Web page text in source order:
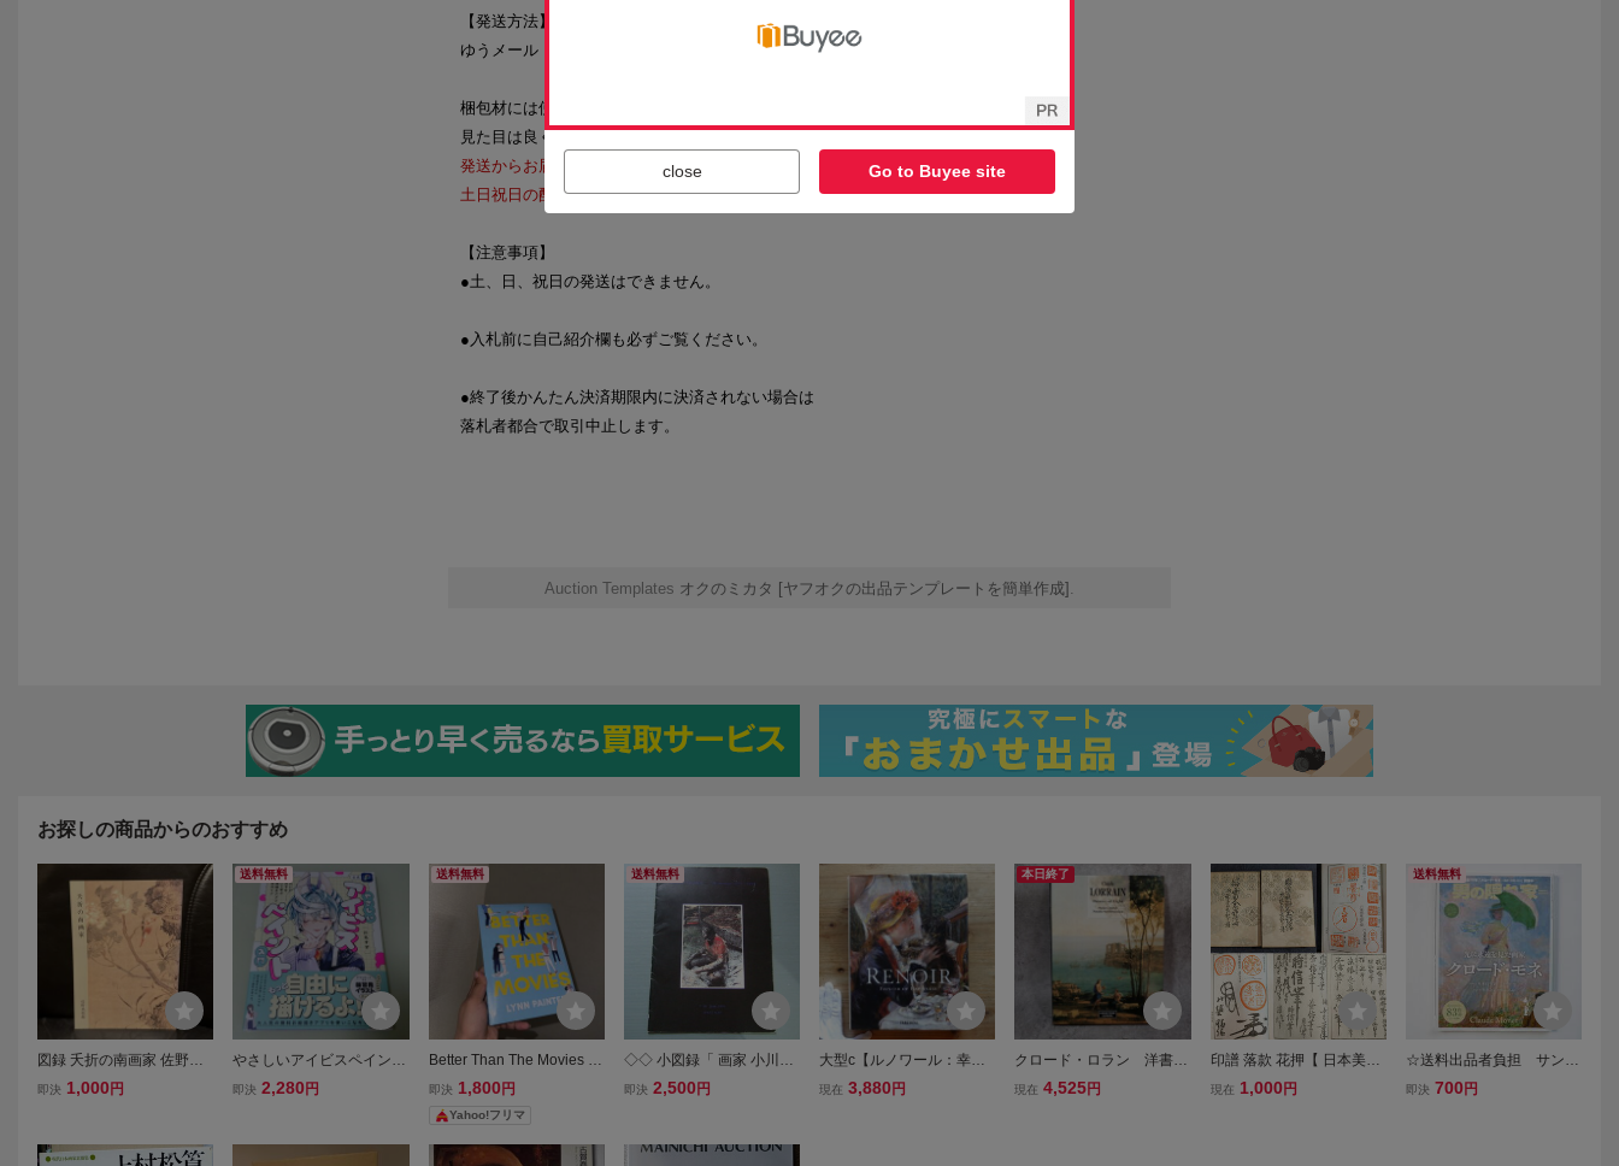
お探しの商品からのおすすめ
図録 夭折の南画家 佐野美
術館 1991年 ◆黒川亀玉 谷
道良 僧白雲 金子金陵 林十
即決 1,000 円
送料無料
やさしいアイビスペイント
入門 かわいい女の子を描
即決 2,280 円
送料無料
Better Than The Movies Ly
nn Painter 洋書 英語小説
即決 1,800 円
Yahoo!フリマ
送料無料
◇◇ 小図録「 画家 小川淳
ドローイング 1975-1993
即決 2,500 円
大型c【ルノワール：幸福
を描く画家/Renoir : Painte
現在 3,880 円
本日終了
クロード・ロラン 洋書
「CLAUDE LORRAIN - PA
現在 4,525円
印譜 落款 花押【 日本美術
画家人名詳伝 図絵宝鑑人
現在 1,000 円
送料無料
☆送料出品者負担 サンエ
イムック 男の隠れ家別
即決 700 円
close Go to Buyee site